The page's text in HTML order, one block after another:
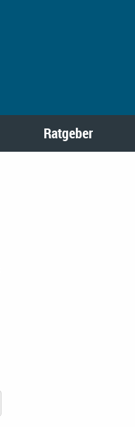
Ratgeber